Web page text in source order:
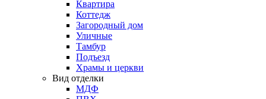
Квартира
Коттедж
Загородный дом
Уличные
Тамбур
Подъезд
Храмы и церкви
Вид отделки
МДФ